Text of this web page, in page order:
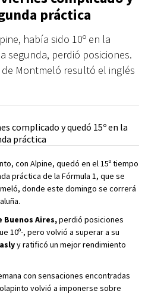
práctica
había sido 10º en la
segunda, perdió posiciones.
Montmeló resultó el inglés
con Alpine, quedó en el 15º tiempo
práctica de la Fórmula 1, que se
donde este domingo se correrá
Aires,perdió posiciones
10º-, pero volvió a superar a su
y ratificó un mejor rendimiento
con sensaciones encontradas
volvió a imponerse sobre